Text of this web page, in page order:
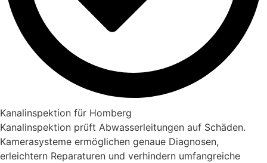
Kanalinspektion für Homberg
Kanalinspektion prüft Abwasserleitungen auf Schäden.
Kamerasysteme ermöglichen genaue Diagnosen,
erleichtern Reparaturen und verhindern umfangreiche